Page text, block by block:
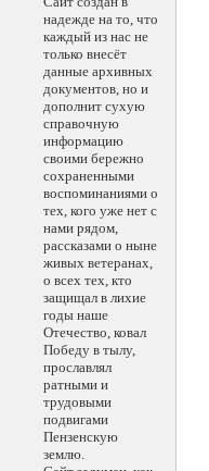
надежде на то, что
каждый из нас не
только внесёт
данные архивных
документов, но и
дополнит сухую
справочную
информацию
своими бережно
сохраненными
воспоминаниями о
тех, кого уже нет с
нами рядом,
рассказами о ныне
живых ветеранах,
о всех тех, кто
защищал в лихие
годы наше
Отечество, ковал
Победу в тылу,
прославлял
ратными и
трудовыми
подвигами
Пензенскую
землю.